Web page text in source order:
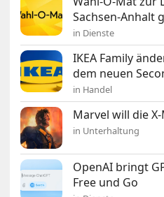
Sachsen-Anhalt
in Dienste
IKEA Family
dem neuen
in Handel
Marvel will die
in Unterhaltung
OpenAI bringt
Free und Go